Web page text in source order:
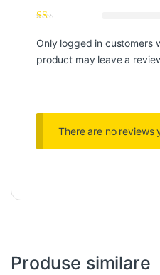
Only logged in customers
product may leave a
There are no reviews
Produse similare